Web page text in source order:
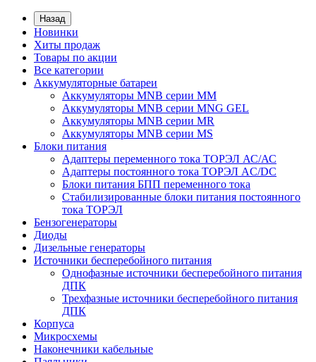
Назад
Новинки
Хиты продаж
Товары по акции
Все категории
Аккумуляторные батареи
Аккумуляторы MNB серии MM
Аккумуляторы MNB серии MNG GEL
Аккумуляторы MNB серии MR
Аккумуляторы MNB серии MS
Блоки питания
Адаптеры переменного тока ТОРЭЛ АС/АС
Адаптеры постоянного тока ТОРЭЛ AC/DC
Блоки питания БПП переменного тока
Стабилизированные блоки питания постоянного
тока ТОРЭЛ
Бензогенераторы
Диоды
Дизельные генераторы
Источники бесперебойного питания
Однофазные источники бесперебойного питания
ДПК
Трехфазные источники бесперебойного питания
ДПК
Корпуса
Микросхемы
Наконечники кабельные